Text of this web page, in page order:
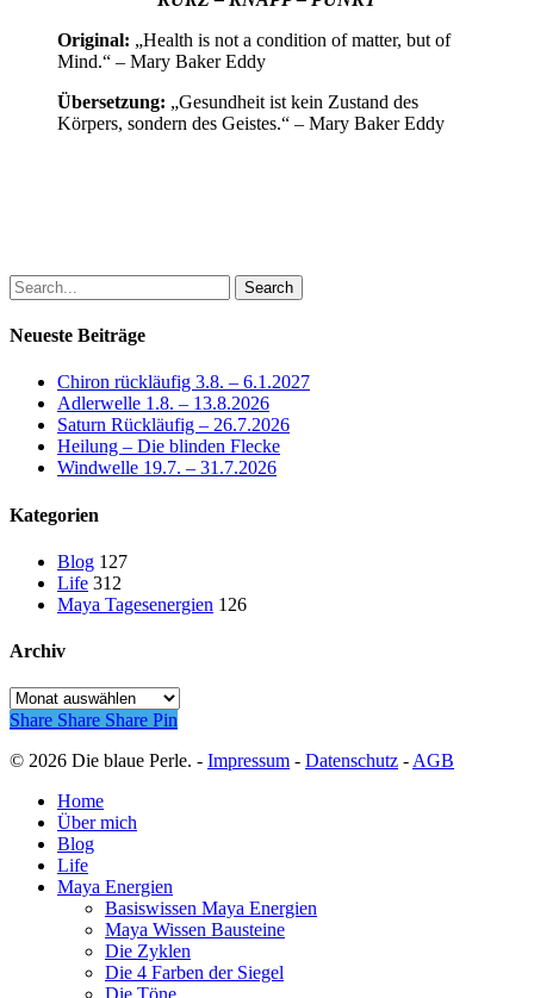
Original: „Health is not a condition of matter, but of
Mind.“ – Mary Baker Eddy
Übersetzung: „Gesundheit ist kein Zustand des
Körpers, sondern des Geistes.“ – Mary Baker Eddy
Search
Neueste Beiträge
Chiron rückläufig 3.8. – 6.1.2027
Adlerwelle 1.8. – 13.8.2026
Saturn Rückläufig – 26.7.2026
Heilung – Die blinden Flecke
Windwelle 19.7. – 31.7.2026
Kategorien
Blog 127
Life 312
Maya Tagesenergien 126
Archiv
Archiv
Share Share Share Pin
© 2026 Die blaue Perle. - Impressum - Datenschutz -AGB
Close
Menu
Home
Über mich
Blog
Life
Maya Energien
Basiswissen Maya Energien
Maya Wissen Bausteine
Die Zyklen
Die 4 Farben der Siegel